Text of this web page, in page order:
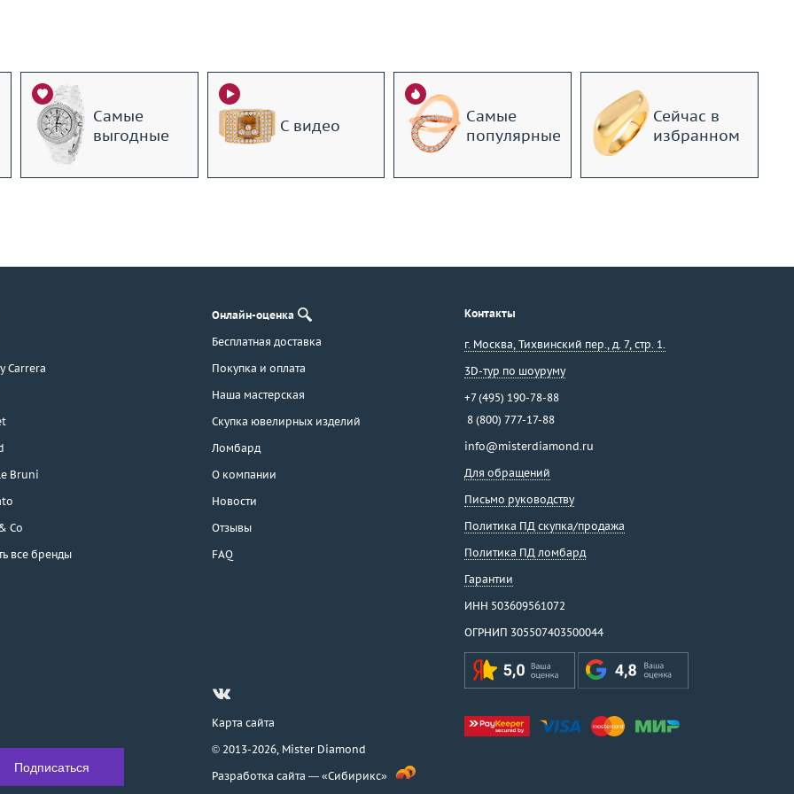
Самые
выгодные
С видео
Самые
популярные
Сейчас в
избранном
Carrera
Bruni
Co
все бренды
Онлайн-оценка
Бесплатная доставка
Покупка и оплата
Наша мастерская
Скупка ювелирных изделий
Ломбард
О компании
Новости
Отзывы
FAQ
Контакты
г. Москва, Тихвинский пер., д. 7, стр. 1.
3D-тур по шоуруму
+7 (495) 190-78-88
8 (800) 777-17-88
info@misterdiamond.ru
Для обращений
Письмо руководству
Политика ПД скупка/продажа
Политика ПД ломбард
Гарантии
ИНН 503609561072
ОГРНИП 305507403500044
Карта сайта
© 2013-2026, Mister Diamond
Разработка сайта — «Сибирикс»